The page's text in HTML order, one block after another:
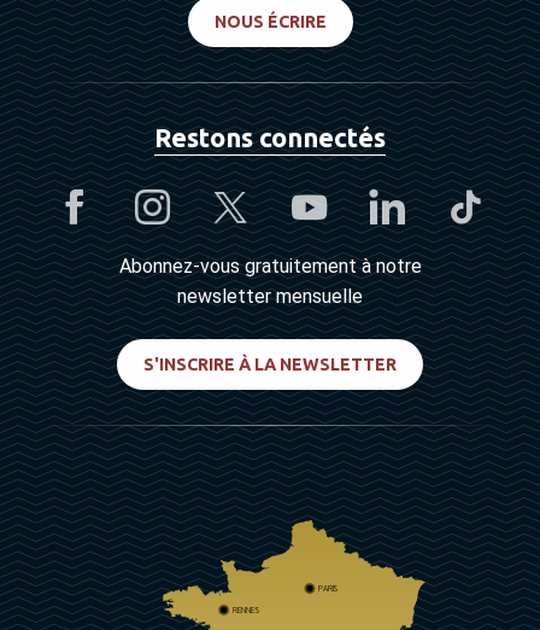
NOUS ÉCRIRE
Restons connectés
Abonnez-vous gratuitement à notre
newsletter mensuelle
S'INSCRIRE À LA NEWSLETTER
PARIS
RENNES